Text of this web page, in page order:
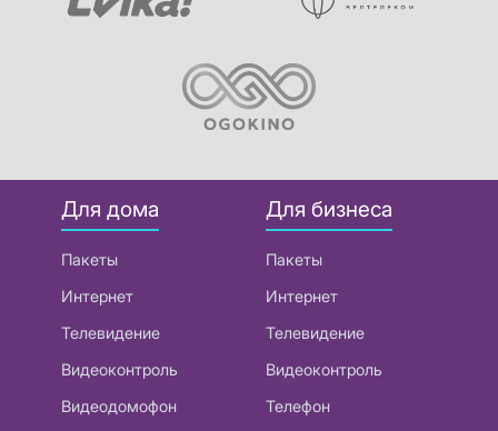
Для дома
Пакеты
Интернет
Телевидение
Видеоконтроль
Видеодомофон
Для бизнеса
Пакеты
Интернет
Телевидение
Видеоконтроль
Телефон